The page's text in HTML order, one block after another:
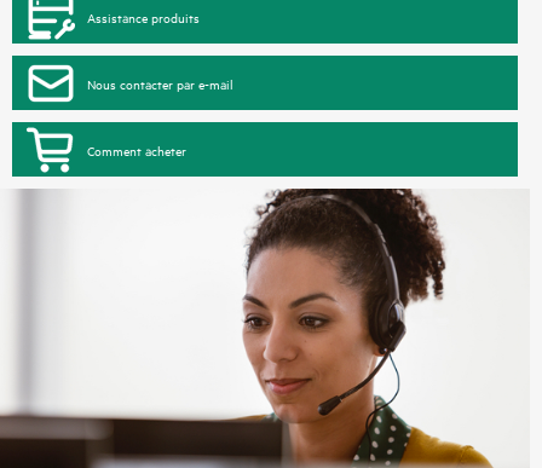
Assistance produits
Nous contacter par e-mail
Comment acheter